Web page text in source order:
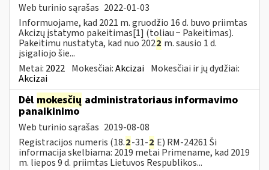
Web turinio sąrašas 2022-01-03
Informuojame, kad 2021 m. gruodžio 16 d. buvo priimtas
Akcizų įstatymo pakeitimas[1] (toliau − Pakeitimas).
Pakeitimu nustatyta, kad nuo 2022 m. sausio 1 d.
įsigaliojo šie...
Metai: 2022 Mokesčiai:Akcizai Mokesčiai ir jų dydžiai:
Akcizai
Dėl mokesčių administratoriaus informavimo
panaikinimo
Web turinio sąrašas 2019-08-08
Registracijos numeris (18.2-31-2 E) RM-24261 Ši
informacija skelbiama: 2019 metai Primename, kad 2019
m. liepos 9 d. priimtas Lietuvos Respublikos...